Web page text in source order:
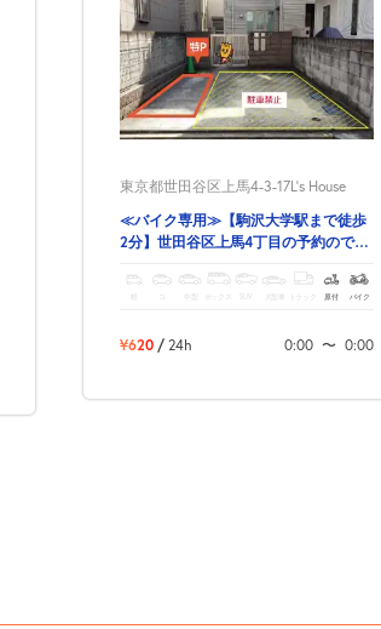
東京都世田谷区上馬4-3-17L's House
≪バイク専用≫【駒沢大学駅まで徒歩
2分】世田谷区上馬4丁目の予約のでき
軽 中型 ボックス SUV 大型車 トラック 原付 バイク
¥620 / 24h 0:00 〜 0:00